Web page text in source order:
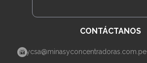
CONTÁCTANOS
mycsa@minasyconcentradoras.com.pe